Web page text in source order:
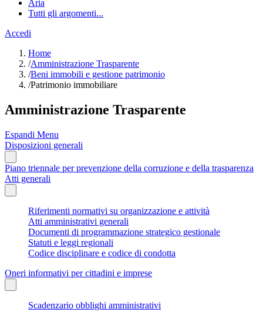
Aria
Tutti gli argomenti...
Accedi
Home
/Amministrazione Trasparente
/Beni immobili e gestione patrimonio
/Patrimonio immobiliare
Amministrazione Trasparente
Espandi Menu
Disposizioni generali
Piano triennale per prevenzione della corruzione e della trasparenza
Atti generali
Riferimenti normativi su organizzazione e attività
Atti amministrativi generali
Documenti di programmazione strategico gestionale
Statuti e leggi regionali
Codice disciplinare e codice di condotta
Oneri informativi per cittadini e imprese
Scadenzario obblighi amministrativi